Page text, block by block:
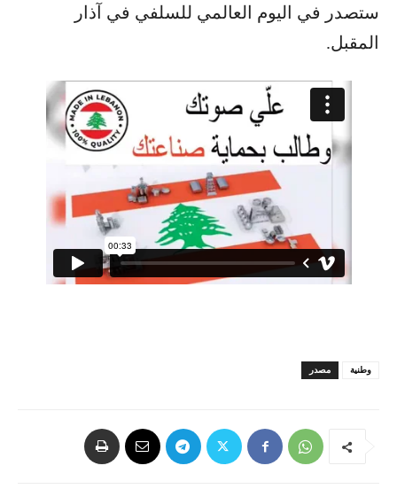
ستصدر في اليوم العالمي للسلفي في آذار
المقبل.
مصدر وطنية